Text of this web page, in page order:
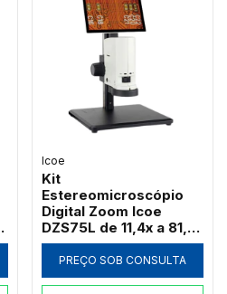
Icoe
Kit
Estereomicroscópio
Digital Zoom Icoe
DZS75L de 11,4x a 81,8x
Tela Touch 10" 4MP
Anel LED HDMI Wi-Fi
PREÇO SOB CONSULTA